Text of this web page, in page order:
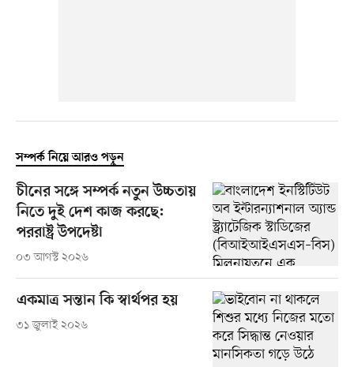
সম্পর্ক নিয়ে আরও পড়ুন
চীনের সঙ্গে সম্পর্ক নতুন উচ্চতায়
নিতে দুই দেশ কাজ করছে:
পররাষ্ট্র উপদেষ্টা
০৩ আগস্ট ২০২৬
একমাত্র সন্তান কি স্বার্থপর হয়
৩১ জুলাই ২০২৬